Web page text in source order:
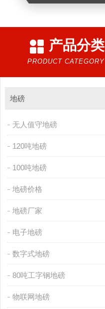
产品分类
PRODUCT CATEGORY
地磅
无人值守地磅
120吨地磅
100吨地磅
地磅价格
地磅厂家
电子地磅
数字式地磅
80吨工字钢地磅
物联网地磅